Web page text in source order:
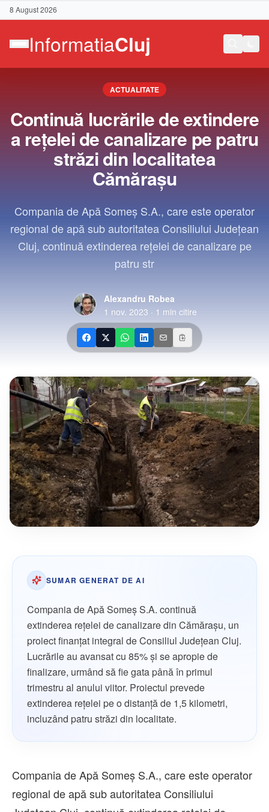
8 August 2026
Contact
ACTUALITATE
Continuă lucrările de extindere
a rețelei de canalizare pe patru
străzi din localitatea
Cămărașu
Compania de Apă Someș S.A., care este operator
regional de apă sub autoritatea Consiliului Județean
Cluj, continuă extinderea rețelei de canalizare pe
patru str
Alexandru Robea
1 nov. 2023 · 1 min citire
SUMAR GENERAT DE AI
Compania de Apă Someș S.A. continuă
extinderea rețelei de canalizare din Cămărașu, un
proiect finanțat integral de Consiliul Județean Cluj.
Lucrările au avansat cu 85% și se apropie de
finalizare, urmând să fie gata până în primul
trimestru al anului viitor. Proiectul prevede
extinderea rețelei pe o distanță de 1,5 kilometri,
incluzând patru străzi din localitate.
Compania de Apă Someș S.A., care este operator
regional de apă sub autoritatea Consiliului